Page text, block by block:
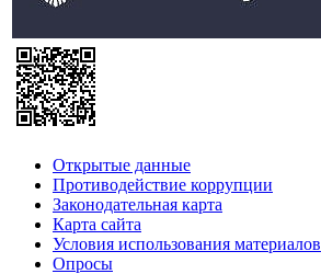
Открытые данные
Противодействие коррупции
Законодательная карта
Карта сайта
Условия использования материалов
Опросы